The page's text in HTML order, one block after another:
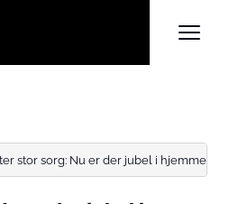
stor sorg: Nu er der jubel i hjemmet